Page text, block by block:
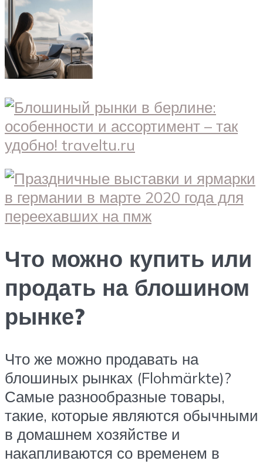
Что можно купить или
продать на блошином
рынке?
Что же можно продавать на
блошиных рынках (Flohmärkte)?
Самые разнообразные товары,
такие, которые являются обычными
в домашнем хозяйстве и
накапливаются со временем в